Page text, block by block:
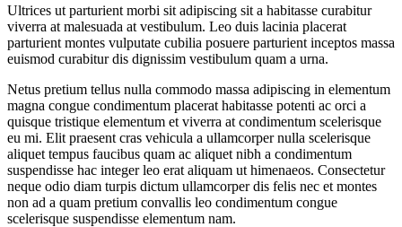
Ultrices ut parturient morbi sit adipiscing sit a habitasse curabitur
viverra at malesuada at vestibulum. Leo duis lacinia placerat
parturient montes vulputate cubilia posuere parturient inceptos massa
euismod curabitur dis dignissim vestibulum quam a urna.
Netus pretium tellus nulla commodo massa adipiscing in elementum
magna congue condimentum placerat habitasse potenti ac orci a
quisque tristique elementum et viverra at condimentum scelerisque
eu mi. Elit praesent cras vehicula a ullamcorper nulla scelerisque
aliquet tempus faucibus quam ac aliquet nibh a condimentum
suspendisse hac integer leo erat aliquam ut himenaeos. Consectetur
neque odio diam turpis dictum ullamcorper dis felis nec et montes
non ad a quam pretium convallis leo condimentum congue
scelerisque suspendisse elementum nam.